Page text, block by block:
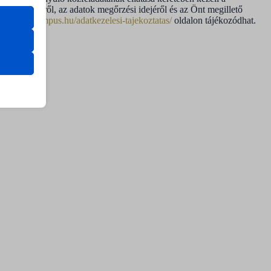
feltételeiről, az adatok megőrzési idejéről és az Önt megillető
campus.hu/adatkezelesi-tajekoztatas/oldalon tájékozódhat.